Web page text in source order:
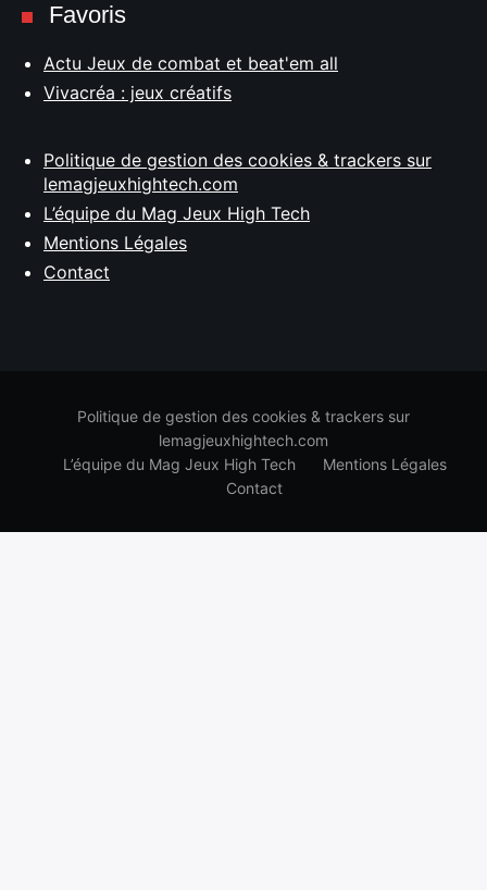
Favoris
Actu Jeux de combat et beat'em all
Vivacréa : jeux créatifs
Politique de gestion des cookies & trackers sur
lemagjeuxhightech.com
L’équipe du Mag Jeux High Tech
Mentions Légales
Contact
Politique de gestion des cookies & trackers sur
lemagjeuxhightech.com
L’équipe du Mag Jeux High Tech
Mentions Légales
Contact